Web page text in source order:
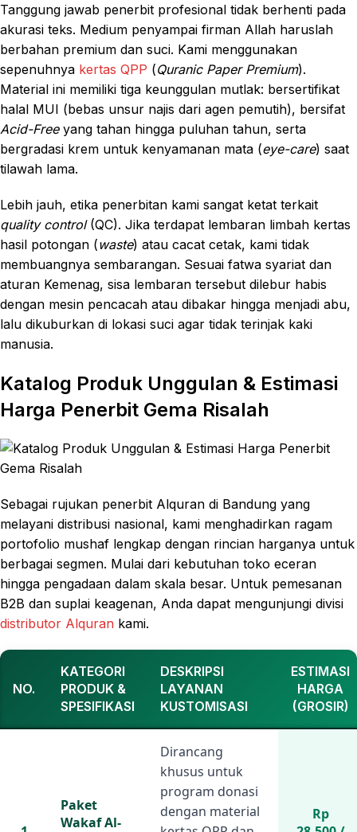
Tanggung jawab penerbit profesional tidak berhenti pada
akurasi teks. Medium penyampai firman Allah haruslah
berbahan premium dan suci. Kami menggunakan
sepenuhnya kertas QPP (Quranic Paper Premium).
Material ini memiliki tiga keunggulan mutlak: bersertifikat
halal MUI (bebas unsur najis dari agen pemutih), bersifat
Acid-Freeyang tahan hingga puluhan tahun, serta
bergradasi krem untuk kenyamanan mata (eye-care) saat
tilawah lama.
Lebih jauh, etika penerbitan kami sangat ketat terkait
quality control(QC). Jika terdapat lembaran limbah kertas
hasil potongan (waste) atau cacat cetak, kami tidak
membuangnya sembarangan. Sesuai fatwa syariat dan
aturan Kemenag, sisa lembaran tersebut dilebur habis
dengan mesin pencacah atau dibakar hingga menjadi abu,
lalu dikuburkan di lokasi suci agar tidak terinjak kaki
manusia.
Katalog Produk Unggulan & Estimasi
Harga Penerbit Gema Risalah
Sebagai rujukan penerbit Alquran di Bandung yang
melayani distribusi nasional, kami menghadirkan ragam
portofolio mushaf lengkap dengan rincian harganya untuk
berbagai segmen. Mulai dari kebutuhan toko eceran
hingga pengadaan dalam skala besar. Untuk pemesanan
B2B dan suplai keagenan, Anda dapat mengunjungi divisi
distributor Alquran kami.
NO.
KATEGORI
PRODUK &
SPESIFIKASI
DESKRIPSI
LAYANAN
KUSTOMISASI
ESTIMASI
HARGA
(GROSIR)
Paket
Wakaf Al-
Dirancang
khusus untuk
program donasi
dengan material
Rp